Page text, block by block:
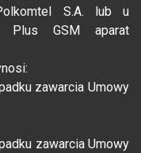
S.A. lub u
Plus GSM aparat
zawarcia Umowy
zawarcia Umowy